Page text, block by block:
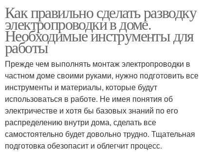
Как правильно сделать разводку
электропроводки в доме.
Необходимые инструменты для
работы
Прежде чем выполнять монтаж электропроводки в
частном доме своими руками, нужно подготовить все
инструменты и материалы, которые будут
использоваться в работе. Не имея понятия об
электричестве и хотя бы базовых знаний по его
распределению внутри дома, сделать все
самостоятельно будет довольно трудно. Тщательная
подготовка обезопасит и облегчит процесс.